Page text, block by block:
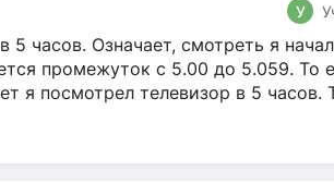
У
часов. Означает, смотреть я начал
промежуток с 5.00 до 5.059. То
я посмотрел телевизор в 5 часов.